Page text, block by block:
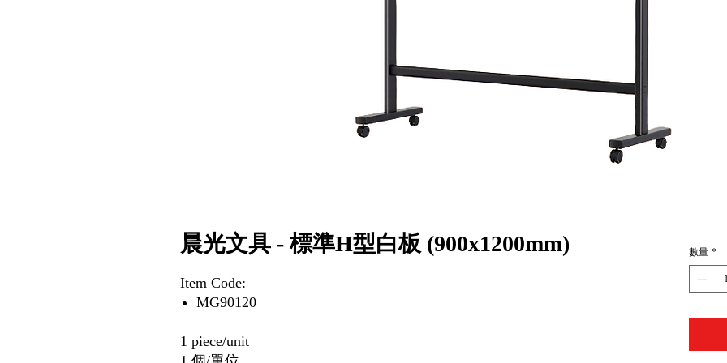
晨光文具 - 標準H型白板 (900x1200mm)
Item Code:
MG90120
1 piece/unit
數量 *